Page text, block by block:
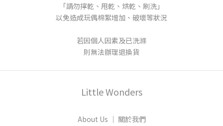
「請勿擰乾、甩乾、烘乾、刷洗」
以免造成玩偶棉絮增加、破壞等狀況
若因個人因素及已洗滌
則無法辦理退換貨
Little Wonders
About Us │ 關於我們